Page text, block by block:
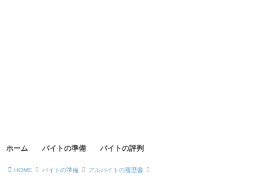
ホーム バイトの準備 バイトの評判
HOME バイトの準備 アルバイトの履歴書